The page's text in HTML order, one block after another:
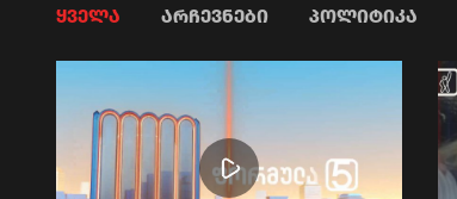
ᲧᲕᲔᲚᲐ ᲐᲠᲩᲔᲕᲜᲔᲑᲘ ᲞᲝᲚᲘᲢᲘᲙᲐ